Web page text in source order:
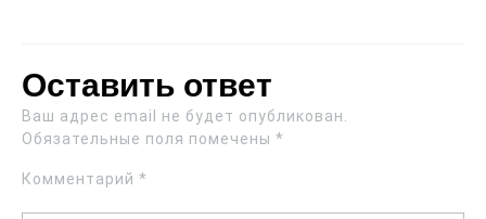
Оставить ответ
Ваш адрес email не будет опубликован.
Обязательные поля помечены *
Комментарий *